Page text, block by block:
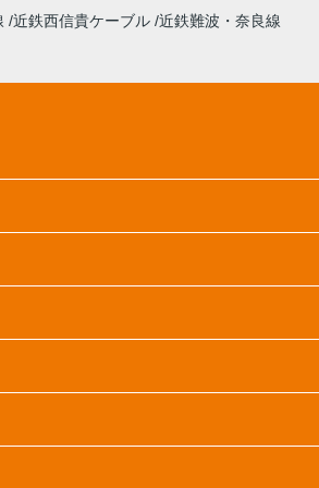
近鉄西信貴ケーブル 近鉄難波・奈良線